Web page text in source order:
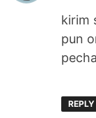
kirim
pun
REPLY